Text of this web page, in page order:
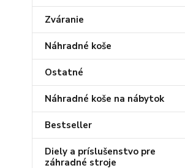
Zváranie
Náhradné koše
Ostatné
Náhradné koše na nábytok
Bestseller
Diely a príslušenstvo pre
záhradné stroje